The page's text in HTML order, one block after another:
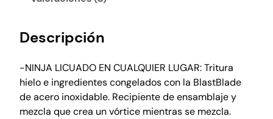
Descripción
-NINJA LICUADO EN CUALQUIER LUGAR: Tritura
hielo e ingredientes congelados con la BlastBlade
de acero inoxidable. Recipiente de ensamblaje y
mezcla que crea un vórtice mientras se mezcla.